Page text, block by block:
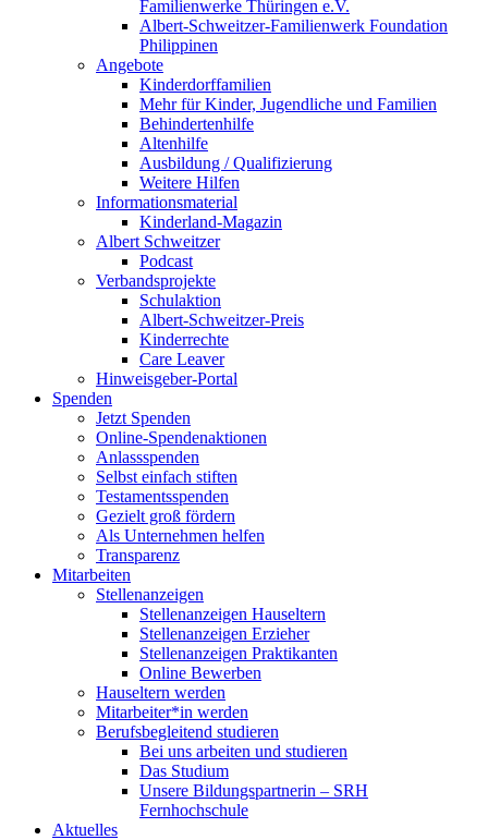
Familienwerke Thüringen e.V.
Albert-Schweitzer-Familienwerk Foundation
Philippinen
Angebote
Kinderdorffamilien
Mehr für Kinder, Jugendliche und Familien
Behindertenhilfe
Altenhilfe
Ausbildung / Qualifizierung
Weitere Hilfen
Informationsmaterial
Kinderland-Magazin
Albert Schweitzer
Podcast
Verbandsprojekte
Schulaktion
Albert-Schweitzer-Preis
Kinderrechte
Care Leaver
Hinweisgeber-Portal
Spenden
Jetzt Spenden
Online-Spendenaktionen
Anlassspenden
Selbst einfach stiften
Testamentsspenden
Gezielt groß fördern
Als Unternehmen helfen
Transparenz
Mitarbeiten
Stellenanzeigen
Stellenanzeigen Hauseltern
Stellenanzeigen Erzieher
Stellenanzeigen Praktikanten
Online Bewerben
Hauseltern werden
Mitarbeiter*in werden
Berufsbegleitend studieren
Bei uns arbeiten und studieren
Das Studium
Unsere Bildungspartnerin – SRH
Fernhochschule
Aktuelles